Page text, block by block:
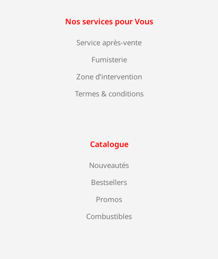
Nos services pour Vous
Service après-vente
Fumisterie
Zone d’intervention
Termes & conditions
Catalogue
Nouveautés
Bestsellers
Promos
Combustibles